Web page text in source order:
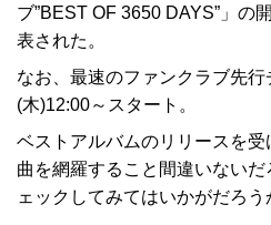
ブ”BEST OF 3650 DAYS”」の
表された。
なお、最速のファンクラブ先行
(木)12:00～スタート。
ベストアルバムのリリースを
曲を網羅すること間違いない
ェックしてみてはいかがだろう